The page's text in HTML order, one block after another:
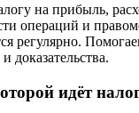
на прибыль,
операций и
регулярно.
доказательства.
идёт